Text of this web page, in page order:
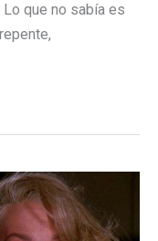
que no sabía es